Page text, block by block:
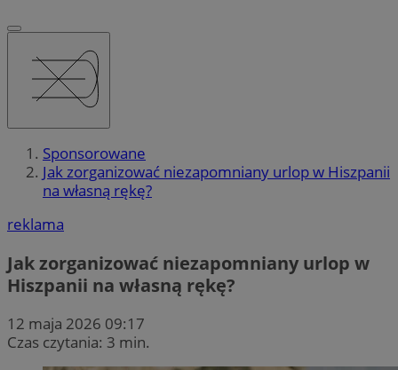
Sponsorowane
Jak zorganizować niezapomniany urlop w Hiszpanii
na własną rękę?
reklama
Jak zorganizować niezapomniany urlop w
Hiszpanii na własną rękę?
12 maja 2026 09:17
Czas czytania: 3 min.